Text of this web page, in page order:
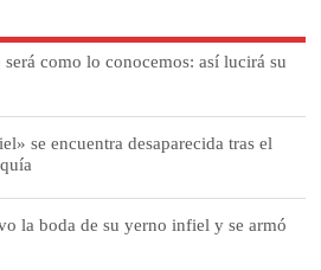
como lo conocemos: así lucirá su
se encuentra desaparecida tras el
la boda de su yerno infiel y se armó